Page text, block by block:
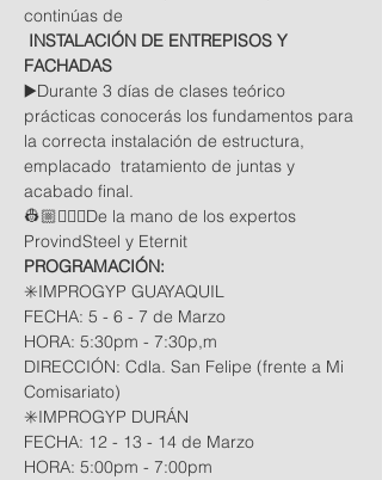
continúas de
INSTALACIÓN DE ENTREPISOS Y
FACHADAS
▶️Durante 3 días de clases teórico
prácticas conocerás los fundamentos para
la correcta instalación de estructura,
emplacado  tratamiento de juntas y
acabado final.
👷🏼👷🏻‍♀De la mano de los expertos
ProvindSteel y Eternit
PROGRAMACIÓN:
✳️IMPROGYP GUAYAQUIL
FECHA: 5 - 6 - 7 de Marzo
HORA: 5:30pm - 7:30p,m
DIRECCIÓN: Cdla. San Felipe (frente a Mi
Comisariato)
✳️IMPROGYP DURÁN
FECHA: 12 - 13 - 14 de Marzo
HORA: 5:00pm - 7:00pm